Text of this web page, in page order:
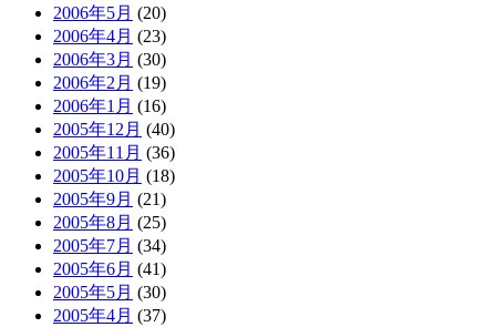
2006年5月 (20)
2006年4月 (23)
2006年3月 (30)
2006年2月 (19)
2006年1月 (16)
2005年12月 (40)
2005年11月 (36)
2005年10月 (18)
2005年9月 (21)
2005年8月 (25)
2005年7月 (34)
2005年6月 (41)
2005年5月 (30)
2005年4月 (37)